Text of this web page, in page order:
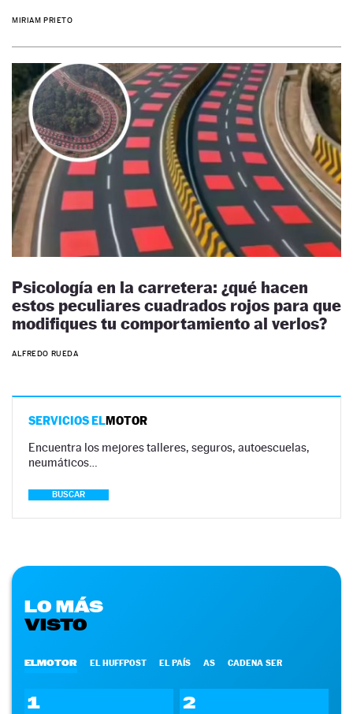
MIRIAM PRIETO
Psicología en la carretera: ¿qué hacen
estos peculiares cuadrados rojos para que
modifiques tu comportamiento al verlos?
ALFREDO RUEDA
SERVICIOS ELMOTOR
Encuentra los mejores talleres, seguros, autoescuelas,
neumáticos…
BUSCAR
LO MÁS
VISTO
ELMOTOR EL HUFFPOST EL PAÍS AS CADENA SER
1 2